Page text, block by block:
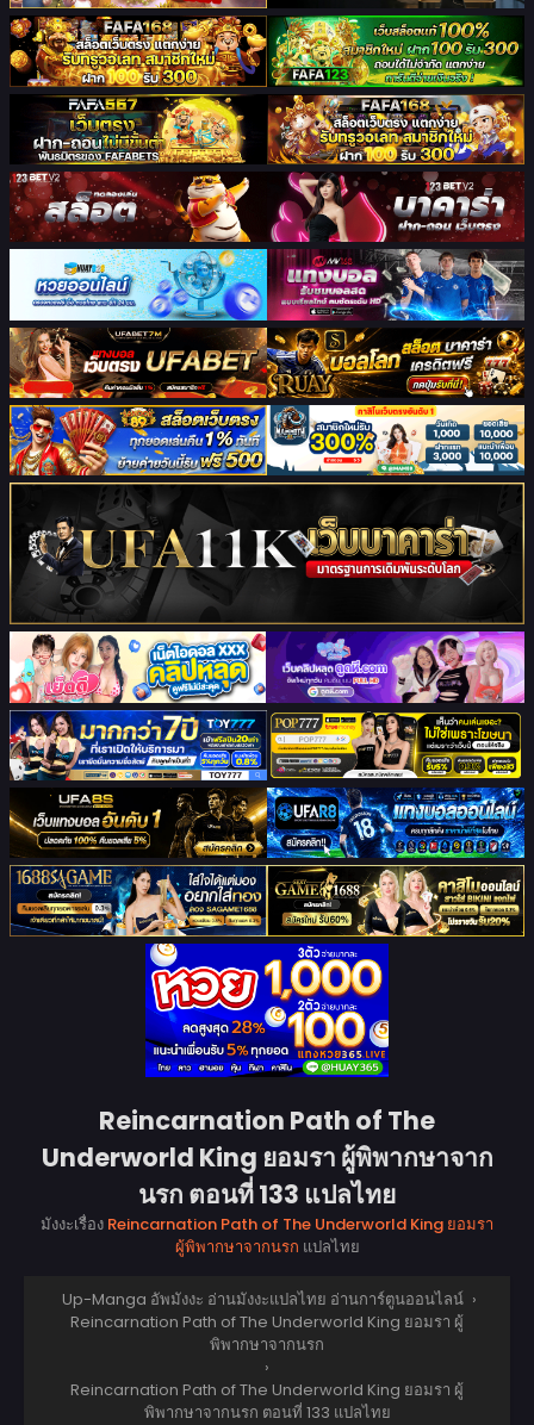
Reincarnation Path of The
Underworld King ยอมรา ผู้พิพากษาจาก
นรก ตอนที่ 133 แปลไทย
มังงะเรื่อง Reincarnation Path of The Underworld King ยอมรา
ผู้พิพากษาจากนรก แปลไทย
Up-Manga อัพมังงะ อ่านมังงะแปลไทย อ่านการ์ตูนออนไลน์ ›
Reincarnation Path of The Underworld King ยอมรา ผู้
พิพากษาจากนรก
›
Reincarnation Path of The Underworld King ยอมรา ผู้
พิพากษาจากนรก ตอนที่ 133 แปลไทย